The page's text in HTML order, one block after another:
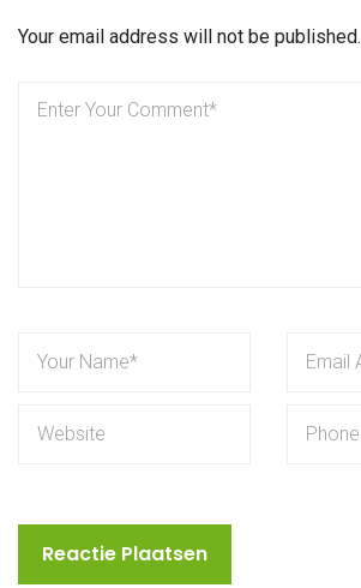
Your email address will not be published.